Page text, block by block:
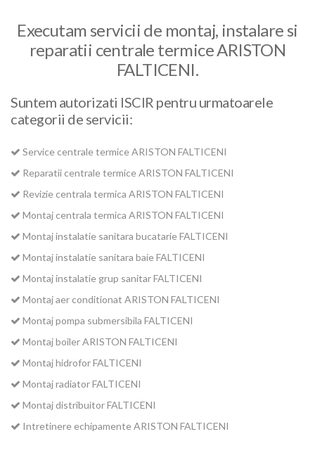
Executam servicii de montaj, instalare si
reparatii centrale termice ARISTON
FALTICENI.
Suntem autorizati ISCIR pentru urmatoarele
categorii de servicii:
Service centrale termice ARISTON FALTICENI
Reparatii centrale termice ARISTON FALTICENI
Revizie centrala termica ARISTON FALTICENI
Montaj centrala termica ARISTON FALTICENI
Montaj instalatie sanitara bucatarie FALTICENI
Montaj instalatie sanitara baie FALTICENI
Montaj instalatie grup sanitar FALTICENI
Montaj aer conditionat ARISTON FALTICENI
Montaj pompa submersibila FALTICENI
Montaj boiler ARISTON FALTICENI
Montaj hidrofor FALTICENI
Montaj radiator FALTICENI
Montaj distribuitor FALTICENI
Intretinere echipamente ARISTON FALTICENI